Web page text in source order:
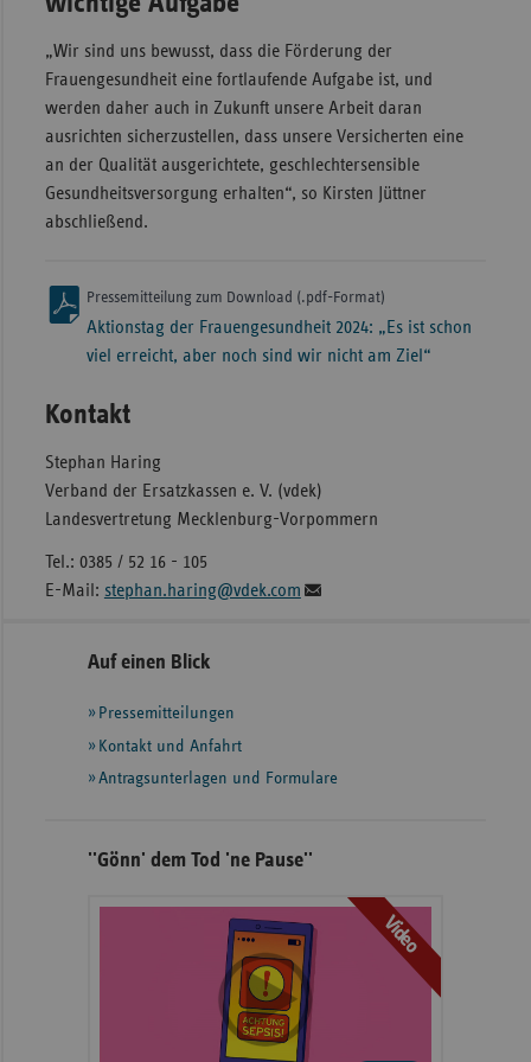
„Wir sind uns bewusst, dass die Förderung der
Frauengesundheit eine fortlaufende Aufgabe ist, und
werden daher auch in Zukunft unsere Arbeit daran
ausrichten sicherzustellen, dass unsere Versicherten eine
an der Qualität ausgerichtete, geschlechtersensible
Gesundheitsversorgung erhalten“, so Kirsten Jüttner
abschließend.
Pressemitteilung zum Download (.pdf-Format)
Aktionstag der Frauengesundheit 2024: „Es ist schon
viel erreicht, aber noch sind wir nicht am Ziel“
Kontakt
Stephan Haring
Verband der Ersatzkassen e. V. (vdek)
Landesvertretung Mecklenburg-Vorpommern
Tel.: 0385 / 52 16 - 105
E-Mail: stephan.haring@vdek.com
Seitennavigation
Seitenleiste
weiteren
Informationen
Auf einen Blick
Pressemitteilungen
Kontakt und Anfahrt
Antragsunterlagen und Formulare
''Gönn' dem Tod 'ne Pause''
Video